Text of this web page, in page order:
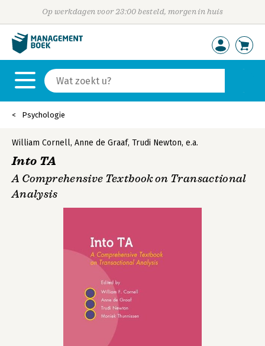
Op werkdagen voor 23:00 besteld, morgen in huis
Psychologie
William Cornell, Anne de Graaf, Trudi Newton, e.a.
Into TA
A Comprehensive Textbook on Transactional
Analysis